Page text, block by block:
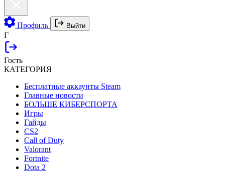
Профиль Выйти
Г
Гость
КАТЕГОРИЯ
Бесплатные аккаунты Steam
Главные новости
БОЛЬШЕ КИБЕРСПОРТА
Игры
Гайды
CS2
Call of Duty
Valorant
Fortnite
Dota 2